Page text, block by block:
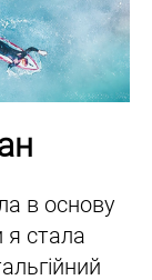
в основу
я стала